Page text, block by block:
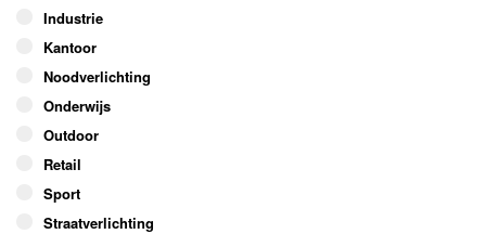
productpagina
Industrie
Kantoor
Noodverlichting
Onderwijs
Outdoor
Retail
Sport
Straatverlichting